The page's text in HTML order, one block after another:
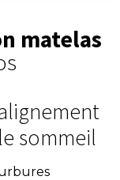
matelas
sommeil